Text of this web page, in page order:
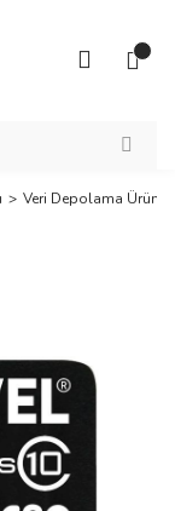
Veri Depolama